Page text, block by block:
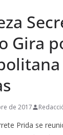
Gira
de 2017
Prida se